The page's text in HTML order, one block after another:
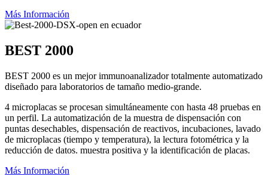
Más Información
BEST 2000
BEST 2000 es un mejor immunoanalizador totalmente automatizado
diseñado para laboratorios de tamaño medio-grande.
4 microplacas se procesan simultáneamente con hasta 48 pruebas en
un perfil. La automatización de la muestra de dispensación con
puntas desechables, dispensación de reactivos, incubaciones, lavado
de microplacas (tiempo y temperatura), la lectura fotométrica y la
reducción de datos. muestra positiva y la identificación de placas.
Más Información